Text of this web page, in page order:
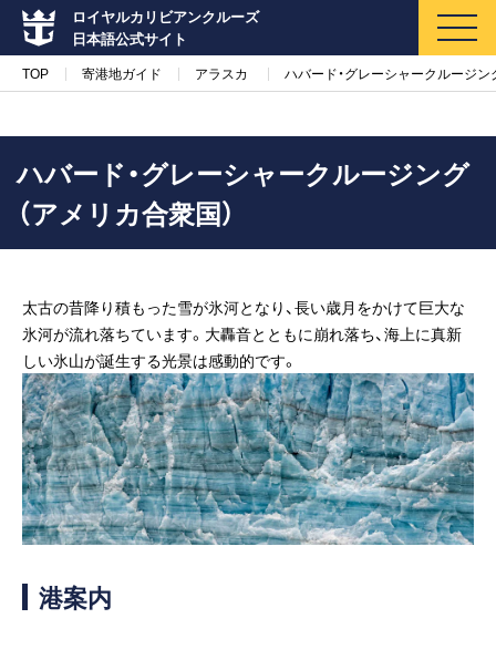
ロイヤルカリビアンクルーズ
日本語公式サイト
マイページ
キャンペーン・特集
クルーズの楽しみ方
船内へようこそ
客船のご案内
TOP 寄港地ガイド アラスカ ハバード・グレーシャークルージン
ハバード・グレーシャークルージング
（アメリカ合衆国）
太古の昔降り積もった雪が氷河となり、長い歳月をかけて巨大な
氷河が流れ落ちています。大轟音とともに崩れ落ち、海上に真新
しい氷山が誕生する光景は感動的です。
港案内